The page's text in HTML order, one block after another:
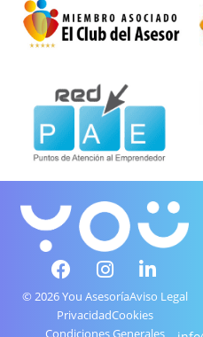
F
a
c
e
I
n
s
t
L
i
n
k
© 2026 You AsesoríaAviso Legal
PrivacidadCookies
Condiciones Generales